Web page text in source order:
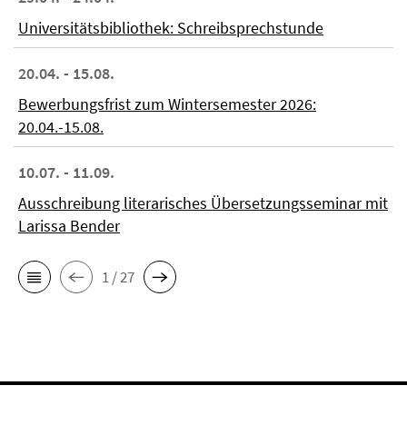
Universitätsbibliothek: Schreibsprechstunde
20.04. - 15.08.
Bewerbungsfrist zum Wintersemester 2026:
20.04.-15.08.
10.07. - 11.09.
Ausschreibung literarisches Übersetzungsseminar mit
Larissa Bender
1 / 27